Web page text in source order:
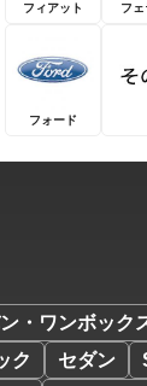
フィアット フェ
フォード
・ワンボック
ク セダン